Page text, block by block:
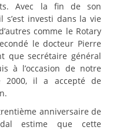
Avec la fin de son
s’est investi dans la vie
comme le Rotary
le docteur Pierre
que secrétaire général
à l’occasion de notre
2000, il a accepté de
anniversaire de
estime que cette